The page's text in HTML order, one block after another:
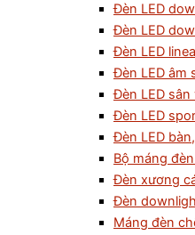
Đèn LED
Đèn LED
Đèn LED
Đèn LED âm
Đèn LED sân
Đèn LED
Đèn LED
Bộ máng
Đèn xương
Đèn
Máng đèn